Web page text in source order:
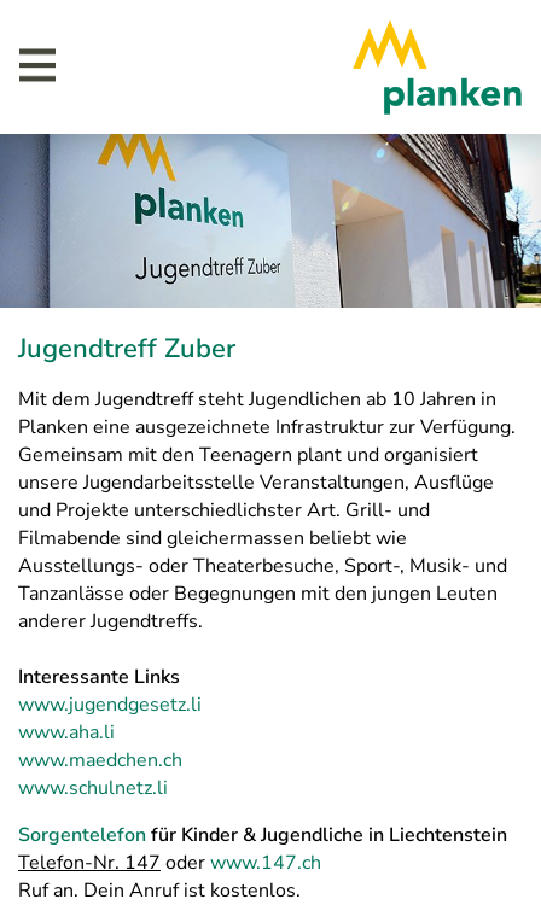
Jugendtreff Zuber
Mit dem Jugendtreff steht Jugendlichen ab 10 Jahren in
Planken eine ausgezeichnete Infrastruktur zur Verfügung.
Gemeinsam mit den Teenagern plant und organisiert
unsere Jugendarbeitsstelle Veranstaltungen, Ausflüge
und Projekte unterschiedlichster Art. Grill- und
Filmabende sind gleichermassen beliebt wie
Ausstellungs- oder Theaterbesuche, Sport-, Musik- und
Tanzanlässe oder Begegnungen mit den jungen Leuten
anderer Jugendtreffs.
Interessante Links
www.jugendgesetz.li
www.aha.li
www.maedchen.ch
www.schulnetz.li
Sorgentelefonfür Kinder & Jugendliche in Liechtenstein
Telefon-Nr. 147 oderwww.147.ch
Ruf an. Dein Anruf ist kostenlos.